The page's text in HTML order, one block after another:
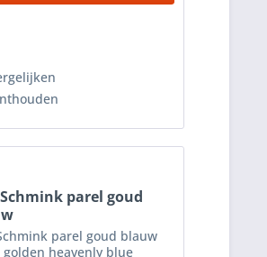
Schmink parel goud
parel goud blauw
golden heavenly blue